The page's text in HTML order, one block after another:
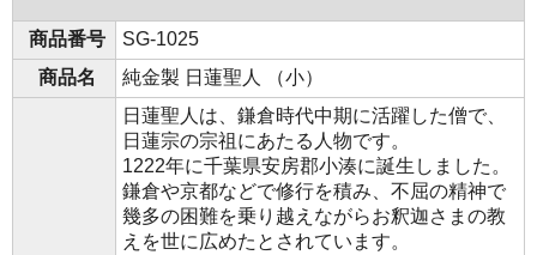
商品番号
SG-1025
商品名
純金製 日蓮聖人 （小）
日蓮聖人は、鎌倉時代中期に活躍した僧で、
日蓮宗の宗祖にあたる人物です。
1222年に千葉県安房郡小湊に誕生しました。
鎌倉や京都などで修行を積み、不屈の精神で
幾多の困難を乗り越えながらお釈迦さまの教
えを世に広めたとされています。